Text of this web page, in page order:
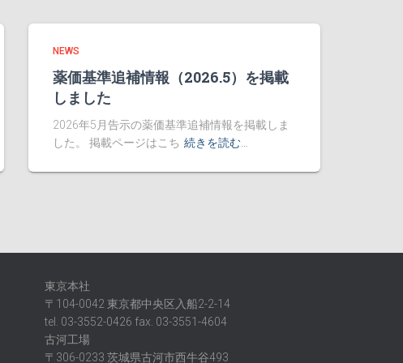
NEWS
薬価基準追補情報（2026.5）を掲載
しました
2026年5月告示の薬価基準追補情報を掲載しま
した。 掲載ページはこち 続きを読む…
東京本社
〒104-0042 東京都中央区入船2-2-14
tel. 03-3552-0426 fax. 03-3551-4604
古河工場
〒306-0233 茨城県古河市西牛谷493